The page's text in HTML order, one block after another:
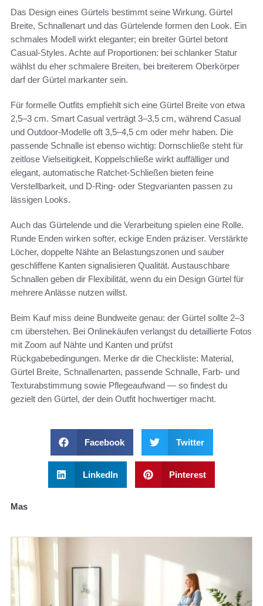
Das Design eines Gürtels bestimmt seine Wirkung. Gürtel
Breite, Schnallenart und das Gürtelende formen den Look. Ein
schmales Modell wirkt eleganter; ein breiter Gürtel betont
Casual-Styles. Achte auf Proportionen: bei schlanker Statur
wählst du eher schmalere Breiten, bei breiterem Oberkörper
darf der Gürtel markanter sein.
Für formelle Outfits empfiehlt sich eine Gürtel Breite von etwa
2,5–3 cm. Smart Casual verträgt 3–3,5 cm, während Casual
und Outdoor-Modelle oft 3,5–4,5 cm oder mehr haben. Die
passende Schnalle ist ebenso wichtig: Dornschließe steht für
zeitlose Vielseitigkeit, Koppelschließe wirkt auffälliger und
elegant, automatische Ratchet-Schließen bieten feine
Verstellbarkeit, und D-Ring- oder Stegvarianten passen zu
lässigen Looks.
Auch das Gürtelende und die Verarbeitung spielen eine Rolle.
Runde Enden wirken softer, eckige Enden präziser. Verstärkte
Löcher, doppelte Nähte an Belastungszonen und sauber
geschliffene Kanten signalisieren Qualität. Austauschbare
Schnallen geben dir Flexibilität, wenn du ein Design Gürtel für
mehrere Anlässe nutzen willst.
Beim Kauf miss deine Bundweite genau: der Gürtel sollte 2–3
cm überstehen. Bei Onlinekäufen verlangst du detaillierte Fotos
mit Zoom auf Nähte und Kanten und prüfst
Rückgabebedingungen. Merke dir die Checkliste: Material,
Gürtel Breite, Schnallenarten, passende Schnalle, Farb- und
Texturabstimmung sowie Pflegeaufwand — so findest du
gezielt den Gürtel, der dein Outfit hochwertiger macht.
Facebook Twitter
LinkedIn Pinterest
Mas